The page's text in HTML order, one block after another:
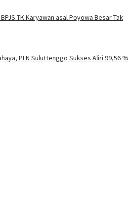
TK Karyawan asal Poyowa Besar Tak
PLN Suluttenggo Sukses Aliri 99,56 %